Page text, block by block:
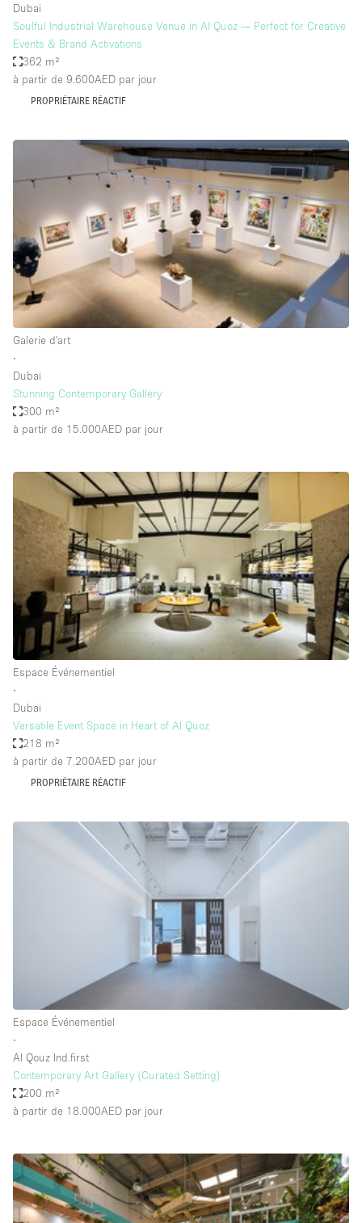
Atelier
Bateau
Boutique en Partage
Commerce
Container
Entrepôt / Espace Stockage / Box
Espace Atypique / Unique
Espace Créatif
Espace Événementiel
Galerie d'art
Lobby / Accueil
Maison / Villa / Hôtel Particulier
Restaurant / Bar / Café
Rooftop
Salle
Salle de Conférence
Salle de Réunion
Salon / Festival
Studio Photo / Tournage
Étal de Marché
Accès aux handicapés
Air conditionné
Cabines d'essayage
Chauffage
Concierge
Cuisine
Entrée Large
Espace Avec Vue
Espace Brut
Dubai
Soulful Industrial Warehouse Venue in Al Quoz — Perfect for Creative
Events & Brand Activations
362 m²
à partir de 9.600AED par jour
PROPRIÉTAIRE RÉACTIF
Galerie d'art
∙
Dubai
Stunning Contemporary Gallery
300 m²
à partir de 15.000AED par jour
Espace Événementiel
∙
Dubai
Versatile Event Space in Heart of Al Quoz
218 m²
à partir de 7.200AED par jour
PROPRIÉTAIRE RÉACTIF
Espace Événementiel
∙
Al Qouz Ind.first
Contemporary Art Gallery (Curated Setting)
200 m²
à partir de 18.000AED par jour